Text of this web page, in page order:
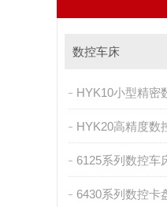
数控车床
HYK10小型精密
HYK20高精度数
6125系列数控车
6430系列数控卡